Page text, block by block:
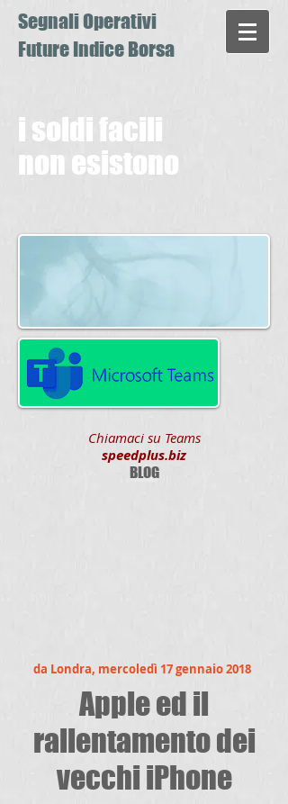
Segnali Operativi
Future Indice Borsa
i soldi facili
non esistono
Chiamaci su Teams
speedplus.biz
BLOG
da Londra, mercoledì 17 gennaio 2018
Apple ed il
rallentamento dei
vecchi iPhone